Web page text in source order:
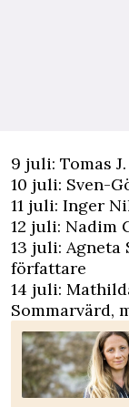
9 juli: Tomas
10 juli: Sven-
11 juli: Inger
12 juli: Nadim
13 juli: Agneta
författare
14 juli:
Sommarvärd,